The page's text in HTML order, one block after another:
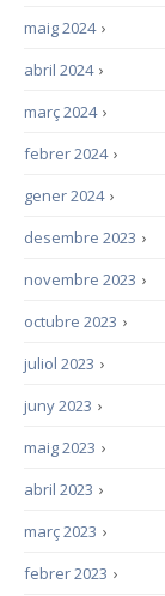
›
maig 2024
›
abril 2024
›
març 2024
›
febrer 2024
›
gener 2024
›
desembre 2023
›
novembre 2023
›
octubre 2023
›
juliol 2023
›
juny 2023
›
maig 2023
›
abril 2023
›
març 2023
›
febrer 2023